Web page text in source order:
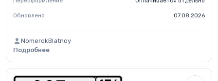
Обновлено 07.08.2026
NomerokBlatnoy
Подробнее